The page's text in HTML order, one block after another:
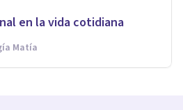
en la vida cotidiana
Matía